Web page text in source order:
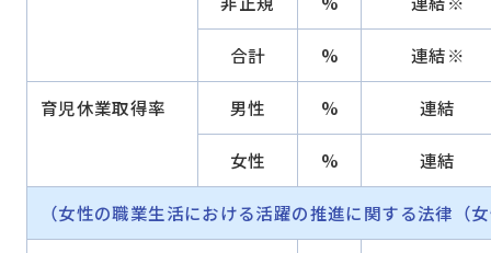
合計 % 連結※
育児休業取得率 男性 % 連結
女性 % 連結
（女性の職業生活における活躍の推進に関する法律（